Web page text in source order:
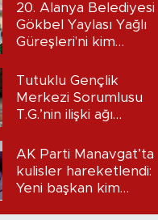
20. Alanya Belediyesi
Gökbel Yaylası Yağlı
Güreşleri'ni kim
Tutuklu Gençlik
Merkezi Sorumlusu
T.G.’nin ilişki ağı
Dudak uçuklatan
iddialar!
AK Parti Manavgat’ta
kulisler hareketlendi:
Yeni başkan kim